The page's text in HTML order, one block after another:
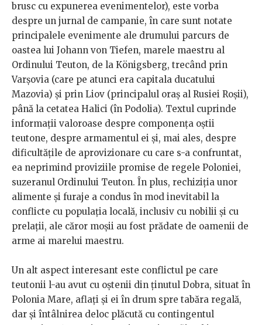
brusc cu expunerea evenimentelor), este vorba
despre un jurnal de campanie, în care sunt notate
principalele evenimente ale drumului parcurs de
oastea lui Johann von Tiefen, marele maestru al
Ordinului Teuton, de la Königsberg, trecând prin
Varşovia (care pe atunci era capitala ducatului
Mazovia) şi prin Liov (principalul oraş al Rusiei Roşii),
până la cetatea Halici (în Podolia). Textul cuprinde
informaţii valoroase despre componenţa oştii
teutone, despre armamentul ei şi, mai ales, despre
dificultăţile de aprovizionare cu care s-a confruntat,
ea neprimind proviziile promise de regele Poloniei,
suzeranul Ordinului Teuton. În plus, rechiziţia unor
alimente şi furaje a condus în mod inevitabil la
conflicte cu populaţia locală, inclusiv cu nobilii şi cu
prelaţii, ale căror moşii au fost prădate de oamenii de
arme ai marelui maestru.
Un alt aspect interesant este conflictul pe care
teutonii l-au avut cu oştenii din ţinutul Dobra, situat în
Polonia Mare, aflați şi ei în drum spre tabăra regală,
dar şi întâlnirea deloc plăcută cu contingentul